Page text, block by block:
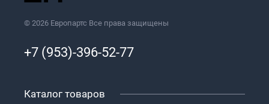
© 2026 Европартс Все права защищены
+7 (953)-396-52-77
Каталог товаров